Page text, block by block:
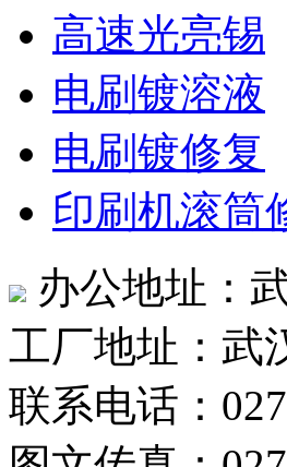
高速光亮锡
电刷镀溶液
电刷镀修复
印刷机滚筒
办公地址：
工厂地址：武
联系电话：